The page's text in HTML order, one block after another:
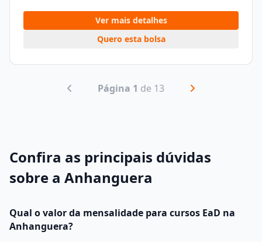
Ver mais detalhes
Quero esta bolsa
Página 1 de 13
Confira as principais dúvidas
sobre a Anhanguera
Qual o valor da mensalidade para cursos EaD na
Anhanguera?